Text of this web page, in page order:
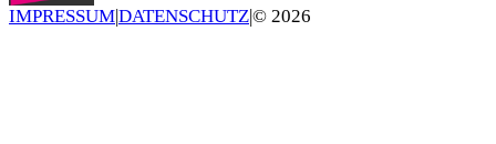
IMPRESSUM|DATENSCHUTZ|© 2026